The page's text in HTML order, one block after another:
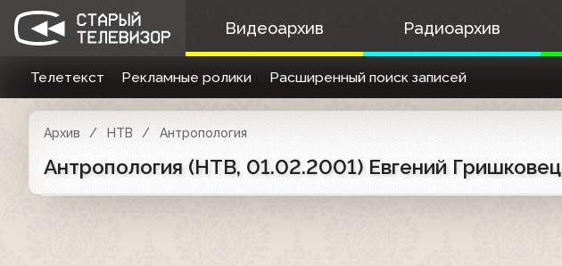
Видеоархив Радиоархив
Телетекст Рекламные ролики Расширенный поиск записей
Архив НТВ Антропология
Антропология (НТВ, 01.02.2001) Евгений Гришковец